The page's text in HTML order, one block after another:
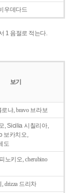
우데다드
1 음절로 적는다.
보기
로냐, bravo 브라보
, Sicilia 시칠리아,
보카치오,
도
노키오, cherubino
, drizza 드리차